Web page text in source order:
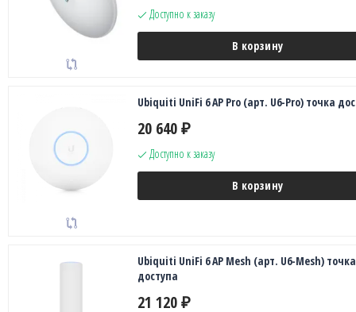
Доступно к заказу
В корзину
Ubiquiti UniFi 6 AP Pro (арт. U6-Pro) точка
20 640 ₽
Доступно к заказу
В корзину
Ubiquiti UniFi 6 AP Mesh (арт. U6-Mesh) точка
доступа
21 120 ₽